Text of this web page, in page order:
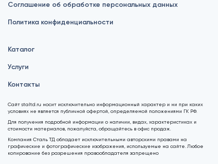
Соглашение об обработке персональных данных
Политика конфиденциальности
Каталог
Услуги
Контакты
Сайт staltd.ru носит исключительно информационный характер и ни при каких
условиях не является публичной офертой, определяемой положениями ГК РФ.
Для получения подробной информации о наличии, видах, характеристиках и
стоимости материалов, пожалуйста, обращайтесь в офис продаж.
Компания Сталь ТД обладает исключительными авторскими правами на
графические и фотографические изображения, используемые на сайте. Любое
копирование без разрешения правообладателя запрещено